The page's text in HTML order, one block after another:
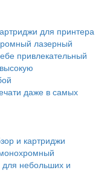
для принтера
лазерный
привлекательный
даже в самых
и картриджи
небольших и